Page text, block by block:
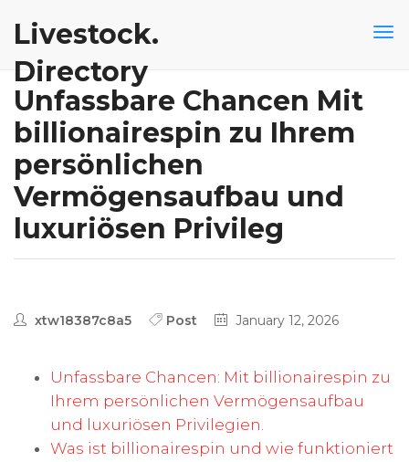
Livestock.
Directory
Unfassbare Chancen Mit
billionairespin zu Ihrem
persönlichen
Vermögensaufbau und
luxuriösen Privileg
xtw18387c8a5 Post January 12, 2026
Unfassbare Chancen: Mit billionairespin zu
Ihrem persönlichen Vermögensaufbau
und luxuriösen Privilegien.
Was ist billionairespin und wie funktioniert